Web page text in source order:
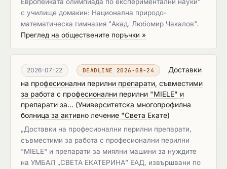
с училище домакин: Национална природо-
математическа гимназия "Акад. Любомир Чакалов".
Преглед на обществените поръчки »
2026-07-22 DEADLINE 2026-08-24
Доставки
на професионални перилни препарати, съвместими
за работа с професионални перилни "MIELE" и
препарати за... (Университетска многопрофилна
болница за активно лечение "Света Екате)
„Доставки на професионални перилни препарати,
съвместими за работа с професионални перилни
"MIELE" и препарати за миялни машини за нуждите
на УМБАЛ „СВЕТА ЕКАТЕРИНА” ЕАД, извършвани по